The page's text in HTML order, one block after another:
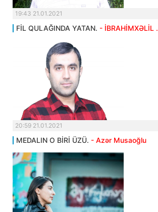
19:43 21.01.2021
FİL QULAĞINDA YATAN. - İBRAHİMXƏLİL .
20:59 21.01.2021
MEDALIN O BİRİ ÜZÜ. - Azər Musaoğlu